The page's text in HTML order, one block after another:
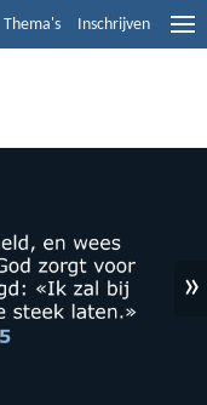
Thema's Inschrijven
»